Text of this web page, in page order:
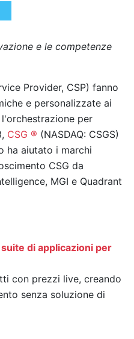
e le competenze
Provider, CSP) fanno
e personalizzate ai
per
CSG ® (NASDAQ: CSGS)
ha aiutato i marchi
CSG da
MGI e Quadrant
di applicazioni per
con prezzi live, creando
senza soluzione di